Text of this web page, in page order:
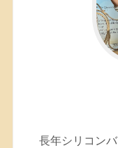
長年シリコン